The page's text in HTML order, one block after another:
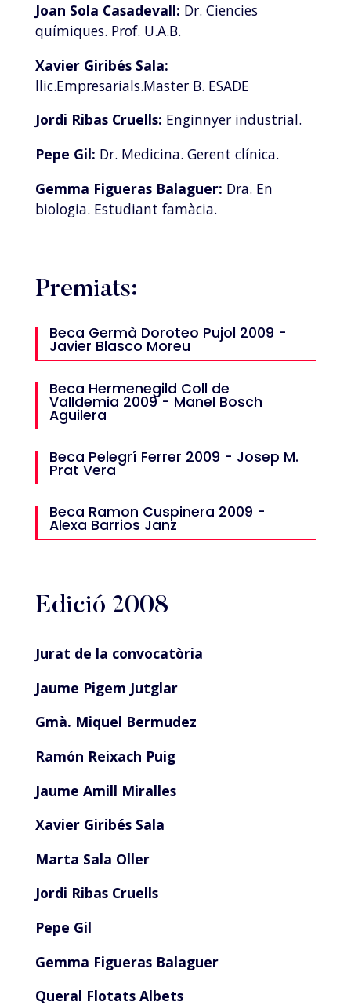
Joan Sola Casadevall: Dr. Ciencies
químiques. Prof. U.A.B.
Xavier Giribés Sala:
llic.Empresarials.Master B. ESADE
Jordi Ribas Cruells: Enginnyer industrial.
Pepe Gil: Dr. Medicina. Gerent clínica.
Gemma Figueras Balaguer: Dra. En
biologia. Estudiant famàcia.
Premiats:
Beca Germà Doroteo Pujol 2009 -
Javier Blasco Moreu
Beca Hermenegild Coll de
Valldemia 2009 - Manel Bosch
Aguilera
Beca Pelegrí Ferrer 2009 - Josep M.
Prat Vera
Beca Ramon Cuspinera 2009 -
Alexa Barrios Janz
Edició 2008
Jurat de la convocatòria
Jaume Pigem Jutglar
Gmà. Miquel Bermudez
Ramón Reixach Puig
Jaume Amill Miralles
Xavier Giribés Sala
Marta Sala Oller
Jordi Ribas Cruells
Pepe Gil
Gemma Figueras Balaguer
Queral Flotats Albets